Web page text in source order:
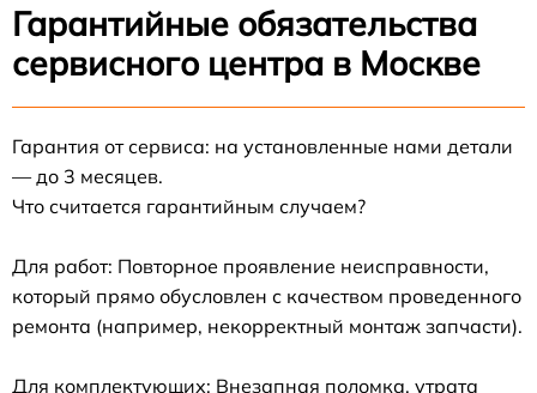
Гарантийные обязательства
сервисного центра в Москве
Гарантия от сервиса: на установленные нами детали
— до 3 месяцев.
Что считается гарантийным случаем?
Для работ: Повторное проявление неисправности,
который прямо обусловлен с качеством проведенного
ремонта (например, некорректный монтаж запчасти).
Для комплектующих: Внезапная поломка, утрата